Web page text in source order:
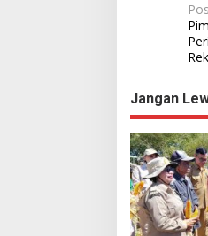
N
a
v
i
g
a
s
i
p
Jangan